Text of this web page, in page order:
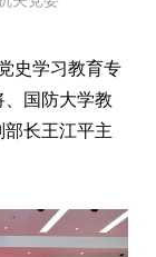
史学习教育专
国防大学教
长王江平主